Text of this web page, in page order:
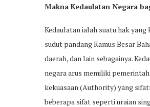
Makna Kedaulatan Negara
Kedaulatan ialah suatu hak
sudut pandang Kamus Besar
daerah, dan lain sebagainya.
negara arus memiliki
kekuasaan (Authority) yang
beberapa sifat seperti uraian